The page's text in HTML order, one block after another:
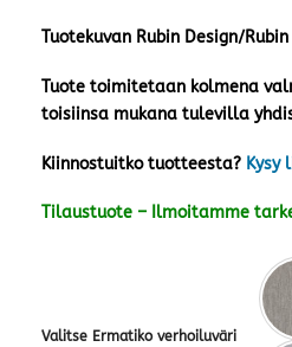
Tuotekuvan Rubin Design/
Tuote toimitetaan kolmena
toisiinsa mukana tulevilla
Kiinnostuitko tuotteesta? Kysy
Tilaustuote – Ilmoitamme
Valitse Ermatiko verhoiluväri